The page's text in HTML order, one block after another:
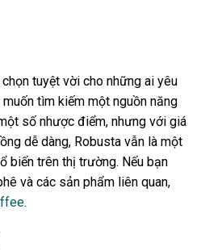
tuyệt vời cho những ai yêu
tìm kiếm một nguồn năng
số nhược điểm, nhưng với giá
dễ dàng, Robusta vẫn là một
biến trên thị trường. Nếu bạn
và các sản phẩm liên quan,
.